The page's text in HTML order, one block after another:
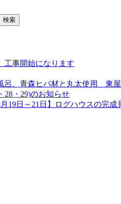
事開始になります
、青森ヒバ材と丸太使用 東屋
28・29)のお知らせ
月19日～21日】ログハウスの完